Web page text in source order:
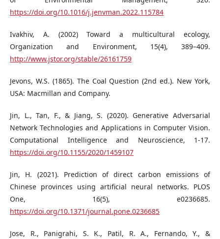
https://doi.org/10.1016/j.jenvman.2022.115784
Ivakhiv, A. (2002) Toward a multicultural ecology,
Organization and Environment, 15(4), 389–409.
http://www.jstor.org/stable/26161759
Jevons, W.S. (1865). The Coal Question (2nd ed.). New York,
USA: Macmillan and Company.
Jin, L., Tan, F., & Jiang, S. (2020). Generative Adversarial
Network Technologies and Applications in Computer Vision.
Computational Intelligence and Neuroscience, 1-17.
https://doi.org/10.1155/2020/1459107
Jin, H. (2021). Prediction of direct carbon emissions of
Chinese provinces using artificial neural networks. PLOS
One, 16(5), e0236685.
https://doi.org/10.1371/journal.pone.0236685
Jose, R., Panigrahi, S. K., Patil, R. A., Fernando, Y., &